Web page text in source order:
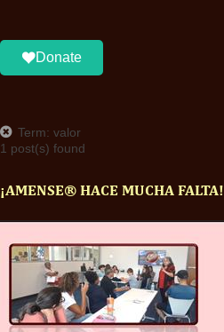
Donate
Term: valor
1 post(s) found
¡AMENSE® HACE MUCHA FALTA!